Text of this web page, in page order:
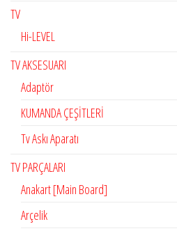
TV
Hi-LEVEL
TV AKSESUARI
Adaptör
KUMANDA ÇEŞİTLERİ
Tv Askı Aparatı
TV PARÇALARI
Anakart [Main Board]
Arçelik